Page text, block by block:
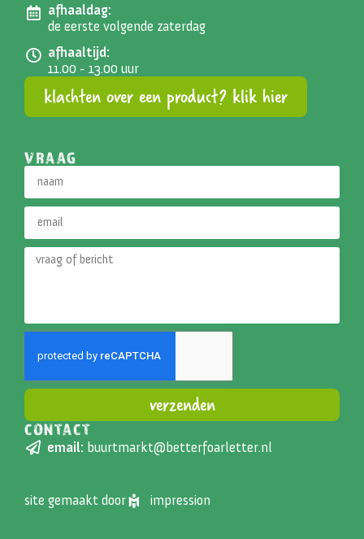
afhaaldag:
de eerste volgende zaterdag
afhaaltijd:
11.00 - 13.00 uur
klachten over een product? klik hier
VRAAG
verzenden
Alternative:
CONTACT
email: buurtmarkt@betterfoarletter.nl
site gemaakt door impression